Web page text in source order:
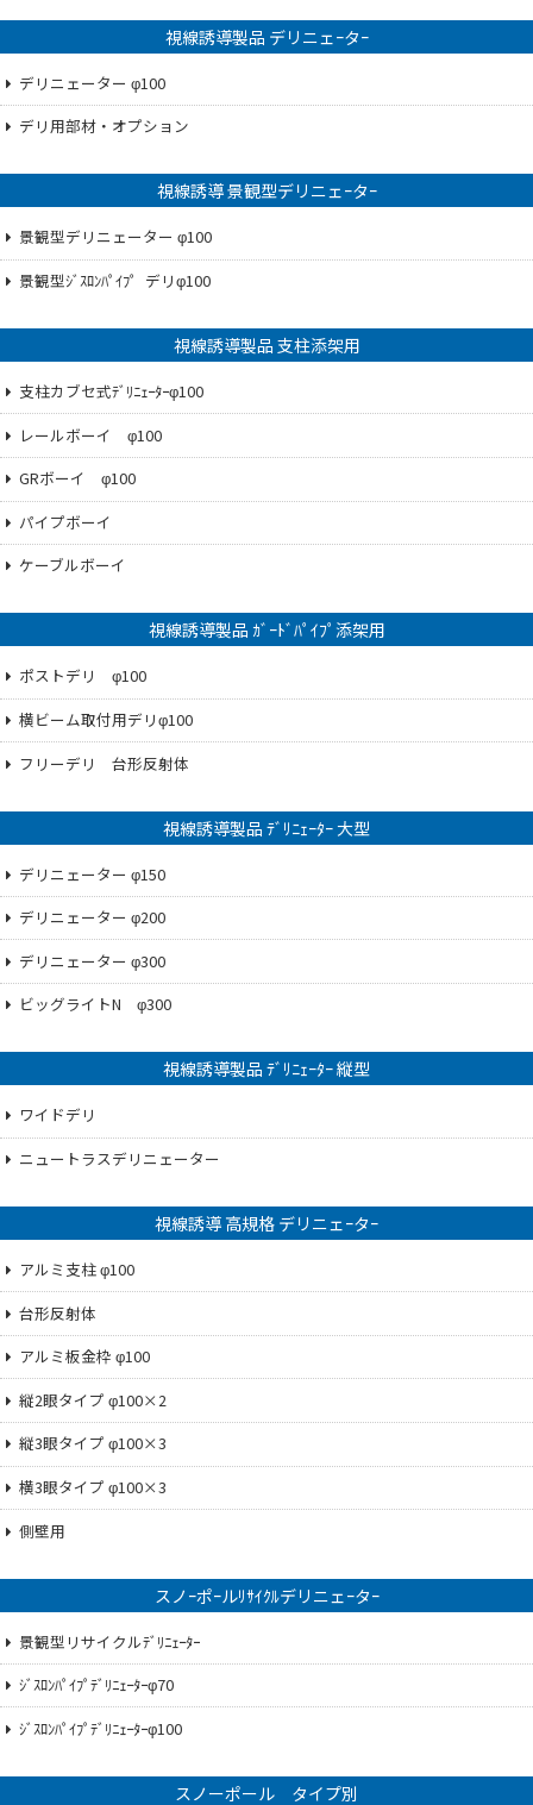
視線誘導製品 デリニェｰタｰ
デリニェーター φ100
デリ用部材・オプション
視線誘導 景観型デリニェｰタｰ
景観型デリニェーター φ100
景観型ｼﾞｽﾛﾝﾊﾟｲﾌ゜デリφ100
視線誘導製品 支柱添架用
支柱カブセ式ﾃﾞﾘﾆｪｰﾀｰφ100
レールボーイ φ100
GRボーイ φ100
パイプボーイ
ケーブルボーイ
視線誘導製品 ｶﾞｰﾄﾞﾊﾟｲﾌﾟ添架用
ポストデリ φ100
横ビーム取付用デリφ100
フリーデリ 台形反射体
視線誘導製品 ﾃﾞﾘﾆｪｰﾀｰ 大型
デリニェーター φ150
デリニェーター φ200
デリニェーター φ300
ビッグライトN φ300
視線誘導製品 ﾃﾞﾘﾆｪｰﾀｰ 縦型
ワイドデリ
ニュートラスデリニェーター
視線誘導 高規格 デリニェｰタｰ
アルミ支柱 φ100
台形反射体
アルミ板金枠 φ100
縦2眼タイプ φ100×2
縦3眼タイプ φ100×3
横3眼タイプ φ100×3
側壁用
スノｰポｰルﾘｻｲｸﾙデリニェｰタｰ
景観型リサイクルﾃﾞﾘﾆｪｰﾀｰ
ｼﾞｽﾛﾝﾊﾟｲﾌﾟﾃﾞﾘﾆｪｰﾀｰφ70
ｼﾞｽﾛﾝﾊﾟｲﾌﾟﾃﾞﾘﾆｪｰﾀｰφ100
スノーポール タイプ別